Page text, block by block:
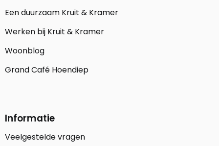
Een duurzaam Kruit & Kramer
Werken bij Kruit & Kramer
Woonblog
Grand Café Hoendiep
Informatie
Veelgestelde vragen